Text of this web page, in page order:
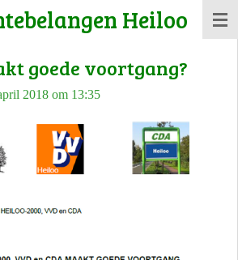
Heiloo
goede voortgang?
2018 om 13:35